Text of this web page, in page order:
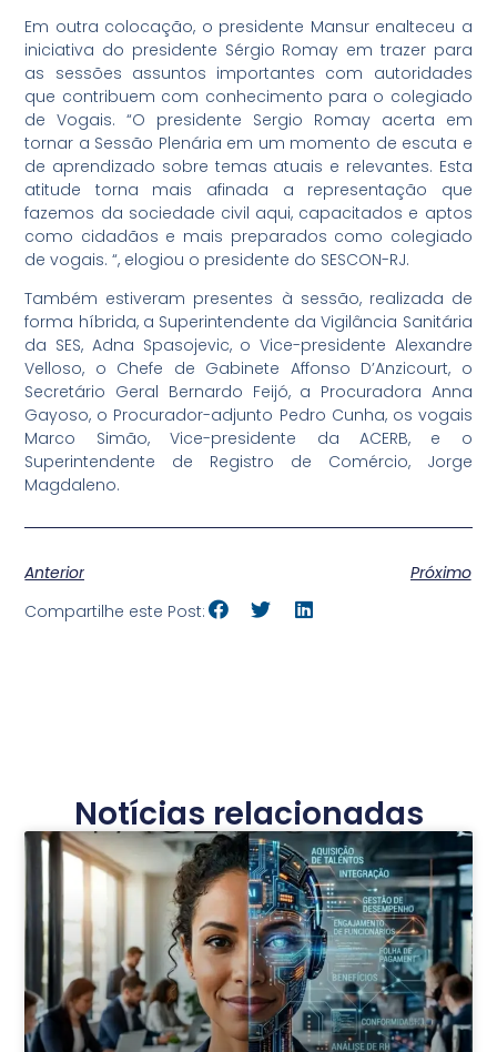
Em outra colocação, o presidente Mansur enalteceu a
iniciativa do presidente Sérgio Romay em trazer para
as sessões assuntos importantes com autoridades
que contribuem com conhecimento para o colegiado
de Vogais. “O presidente Sergio Romay acerta em
tornar a Sessão Plenária em um momento de escuta e
de aprendizado sobre temas atuais e relevantes. Esta
atitude torna mais afinada a representação que
fazemos da sociedade civil aqui, capacitados e aptos
como cidadãos e mais preparados como colegiado
de vogais. “, elogiou o presidente do SESCON-RJ.
Também estiveram presentes à sessão, realizada de
forma híbrida, a Superintendente da Vigilância Sanitária
da SES, Adna Spasojevic, o Vice-presidente Alexandre
Velloso, o Chefe de Gabinete Affonso D’Anzicourt, o
Secretário Geral Bernardo Feijó, a Procuradora Anna
Gayoso, o Procurador-adjunto Pedro Cunha, os vogais
Marco Simão, Vice-presidente da ACERB, e o
Superintendente de Registro de Comércio, Jorge
Magdaleno.
Anterior
Próximo
Compartilhe este Post:
Notícias relacionadas